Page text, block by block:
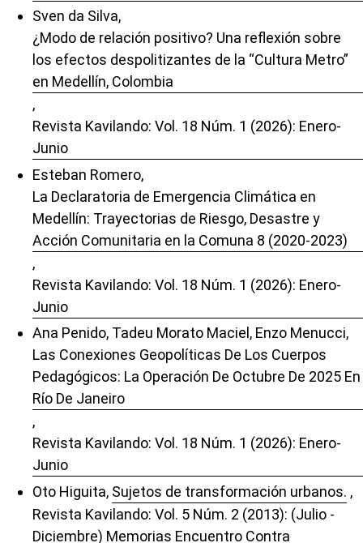
Sven da Silva,
¿Modo de relación positivo? Una reflexión sobre
los efectos despolitizantes de la “Cultura Metro”
en Medellín, Colombia
,
Revista Kavilando: Vol. 18 Núm. 1 (2026): Enero-
Junio
Esteban Romero,
La Declaratoria de Emergencia Climática en
Medellín: Trayectorias de Riesgo, Desastre y
Acción Comunitaria en la Comuna 8 (2020-2023)
,
Revista Kavilando: Vol. 18 Núm. 1 (2026): Enero-
Junio
Ana Penido, Tadeu Morato Maciel, Enzo Menucci,
Las Conexiones Geopolíticas De Los Cuerpos
Pedagógicos: La Operación De Octubre De 2025 En
Río De Janeiro
,
Revista Kavilando: Vol. 18 Núm. 1 (2026): Enero-
Junio
Oto Higuita, Sujetos de transformación urbanos. ,
Revista Kavilando: Vol. 5 Núm. 2 (2013): (Julio -
Diciembre) Memorias Encuentro Contra